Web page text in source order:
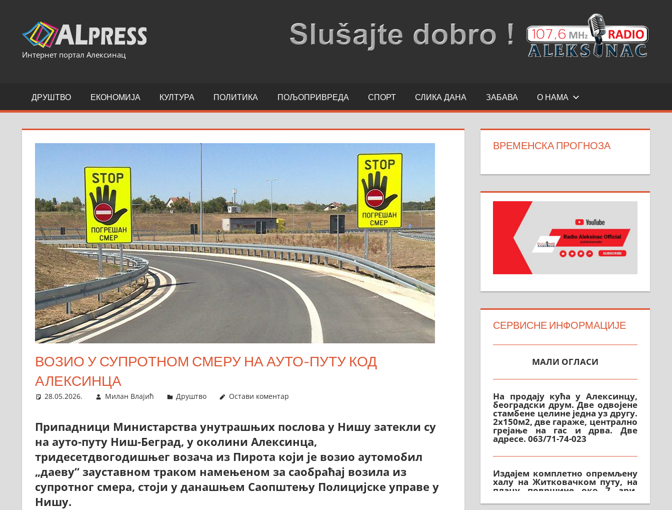
content
Интернет портал Алексинац
ДРУШТВО ЕКОНОМИЈА КУЛТУРА ПОЛИТИКА ПОЉОПРИВРЕДА СПОРТ СЛИКА ДАНА ЗАБАВА О НАМА
ВОЗИО У СУПРОТНОМ СМЕРУ НА АУТО-ПУТУ КОД
АЛЕКСИНЦА
28.05.2026. Милан Влајић Друштво Остави коментар
Припадници Министарства унутрашњих послова у Нишу затекли су
на ауто-путу Ниш-Беград, у околини Алексинца,
тридесетдвогодишњег возача из Пирота који је возио аутомобил
„даеву“ зауставном траком намењеном за саобраћај возила из
супротног смера, стоји у данашњем Саопштењу Полицијске управе у
Нишу.
ВРЕМЕНСКА ПРОГНОЗА
СЕРВИСНЕ ИНФОРМАЦИЈЕ
београдски друм. Две одвојене
стамбене целине једна уз другу.
2х150м2, две гараже, централно
грејање на гас и дрва. Две
адресе. 063/71-74-023
халу на Житковачком путу, на
плацу површине око 7 ари.
064/321-80-51; 063/102-35-25